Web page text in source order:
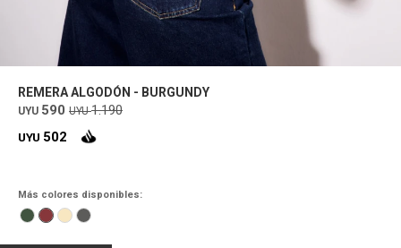
REMERA ALGODÓN - BURGUNDY
UYU 590 UYU 1.190
UYU 502
Más colores disponibles: